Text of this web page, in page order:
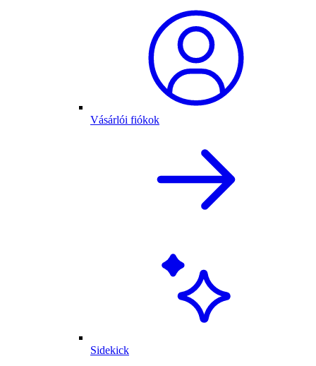
Vásárlói fiókok
Sidekick